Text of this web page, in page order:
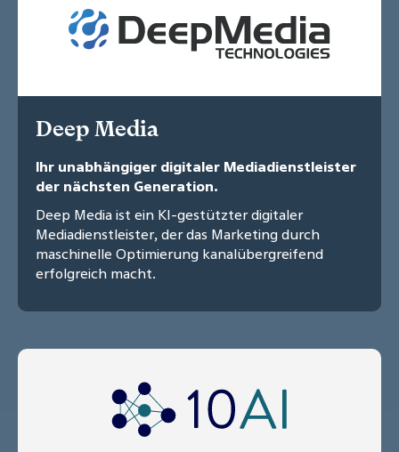
Deep Media
Ihr unabhängiger digitaler Mediadienstleister
der nächsten Generation.
Deep Media ist ein KI-gestützter digitaler
Mediadienstleister, der das Marketing durch
maschinelle Optimierung kanalübergreifend
erfolgreich macht.